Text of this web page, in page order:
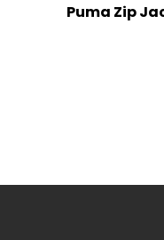
Puma Zip